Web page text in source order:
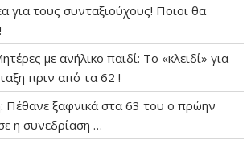
για τους συνταξιούχους! Ποιοι θα
με ανήλικο παιδί: Το «κλειδί» για
πριν από τα 62 !
Πέθανε ξαφνικά στα 63 του ο πρώην
η συνεδρίαση …